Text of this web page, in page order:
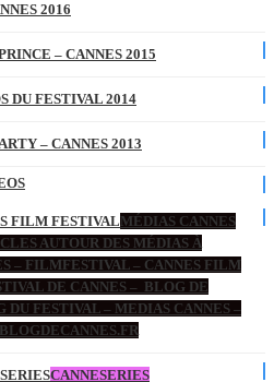
2016
– CANNES 2015
DU FESTIVAL 2014
– CANNES 2013
FILM FESTIVALMÉDIAS CANNES
AUTOUR DES MÉDIAS À
– FILMFESTIVAL – CANNES FILM
DE CANNES – BLOG DE
DU FESTIVAL – MEDIAS CANNES –
CANNESERIES